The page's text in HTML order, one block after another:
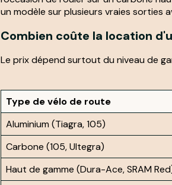
un modèle sur plusieurs vraies sorties
Combien coûte la location
Le prix dépend surtout du niveau de
Type de vélo de route
Aluminium (Tiagra, 105)
Carbone (105, Ultegra)
Haut de gamme (Dura-Ace, SRAM